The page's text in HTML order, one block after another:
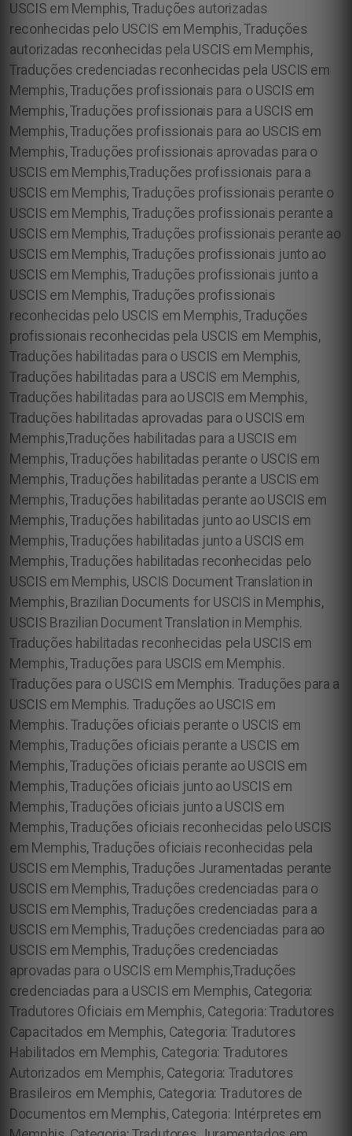
USCIS em Memphis, Traduções autorizadas
reconhecidas pelo USCIS em Memphis, Traduções
autorizadas reconhecidas pela USCIS em Memphis,
Traduções credenciadas reconhecidas pela USCIS em
Memphis, Traduções profissionais para o USCIS em
Memphis, Traduções profissionais para a USCIS em
Memphis, Traduções profissionais para ao USCIS em
Memphis, Traduções profissionais aprovadas para o
USCIS em Memphis,Traduções profissionais para a
USCIS em Memphis, Traduções profissionais perante o
USCIS em Memphis, Traduções profissionais perante a
USCIS em Memphis, Traduções profissionais perante ao
USCIS em Memphis, Traduções profissionais junto ao
USCIS em Memphis, Traduções profissionais junto a
USCIS em Memphis, Traduções profissionais
reconhecidas pelo USCIS em Memphis, Traduções
profissionais reconhecidas pela USCIS em Memphis,
Traduções habilitadas para o USCIS em Memphis,
Traduções habilitadas para a USCIS em Memphis,
Traduções habilitadas para ao USCIS em Memphis,
Traduções habilitadas aprovadas para o USCIS em
Memphis,Traduções habilitadas para a USCIS em
Memphis, Traduções habilitadas perante o USCIS em
Memphis, Traduções habilitadas perante a USCIS em
Memphis, Traduções habilitadas perante ao USCIS em
Memphis, Traduções habilitadas junto ao USCIS em
Memphis, Traduções habilitadas junto a USCIS em
Memphis, Traduções habilitadas reconhecidas pelo
USCIS em Memphis, USCIS Document Translation in
Memphis, Brazilian Documents for USCIS in Memphis,
USCIS Brazilian Document Translation in Memphis.
Traduções habilitadas reconhecidas pela USCIS em
Memphis, Traduções para USCIS em Memphis.
Traduções para o USCIS em Memphis. Traduções para a
USCIS em Memphis. Traduções ao USCIS em
Memphis. Traduções oficiais perante o USCIS em
Memphis, Traduções oficiais perante a USCIS em
Memphis, Traduções oficiais perante ao USCIS em
Memphis, Traduções oficiais junto ao USCIS em
Memphis, Traduções oficiais junto a USCIS em
Memphis, Traduções oficiais reconhecidas pelo USCIS
em Memphis, Traduções oficiais reconhecidas pela
USCIS em Memphis, Traduções Juramentadas perante
USCIS em Memphis, Traduções credenciadas para o
USCIS em Memphis, Traduções credenciadas para a
USCIS em Memphis, Traduções credenciadas para ao
USCIS em Memphis, Traduções credenciadas
aprovadas para o USCIS em Memphis,Traduções
credenciadas para a USCIS em Memphis, Categoria:
Tradutores Oficiais em Memphis, Categoria: Tradutores
Capacitados em Memphis, Categoria: Tradutores
Habilitados em Memphis, Categoria: Tradutores
Autorizados em Memphis, Categoria: Tradutores
Brasileiros em Memphis, Categoria: Tradutores de
Documentos em Memphis, Categoria: Intérpretes em